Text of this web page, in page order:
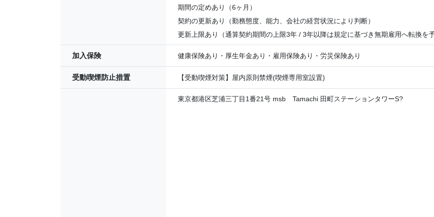
期間の定めあり（6ヶ月）
契約の更新あり（勤務態度、能力、会社の経営状況により判断）
更新上限あり（通算契約期間の上限3年 / 3年以降は規定に基づき無期雇用へ転換を
加入保険 健康保険あり・厚生年金あり・雇用保険あり・労災保険あり
受動喫煙防止措置 【受動喫煙対策】屋内原則禁煙(喫煙専用室設置)
東京都港区芝浦三丁目1番21号 msb Tamachi 田町ステーションタワーS?